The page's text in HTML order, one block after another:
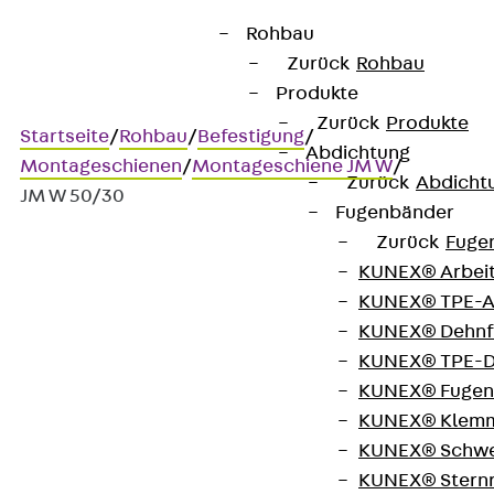
Rohbau
Zurück Rohbau
Produkte
Zurück Produkte
Abdichtung
Zurück
Fugenbänder
Zurück
KUNEX®
KUNEX®
KUNEX®
KUNEX®
KUNEX®
KUNEX®
KUNEX®
KUNEX®
Startseite/Rohbau/Befestigung/
Montageschienen/Montageschiene JM W/
JM W 50/30